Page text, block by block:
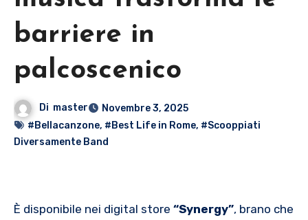
barriere in
palcoscenico
Di master
Novembre 3, 2025
#Bellacanzone, #Best Life in Rome, #Scooppiati
Diversamente Band
È disponibile nei digital store “Synergy”, brano che